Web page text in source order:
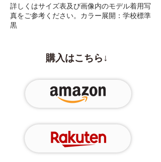
詳しくはサイズ表及び画像内のモデル着用写
真をご参考ください。カラー展開：学校標準
黒
購入はこちら↓